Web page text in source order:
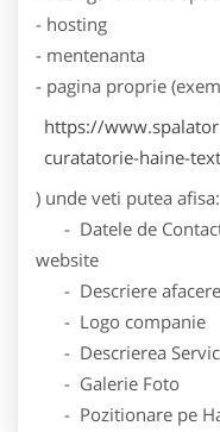
- hosting
- mentenanta
- pagina proprie
https://
curatatorie-haine-
) unde veti putea afisa:
- Datele de Contact
website
- Descriere afacere
- Logo companie
- Descrierea
- Galerie Foto
- Pozitionare pe